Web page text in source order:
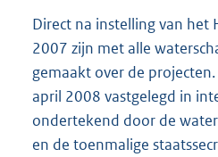
Direct na instelling van het
2007 zijn met alle
gemaakt over de
april 2008 vastgelegd in
ondertekend door de
en de toenmalige